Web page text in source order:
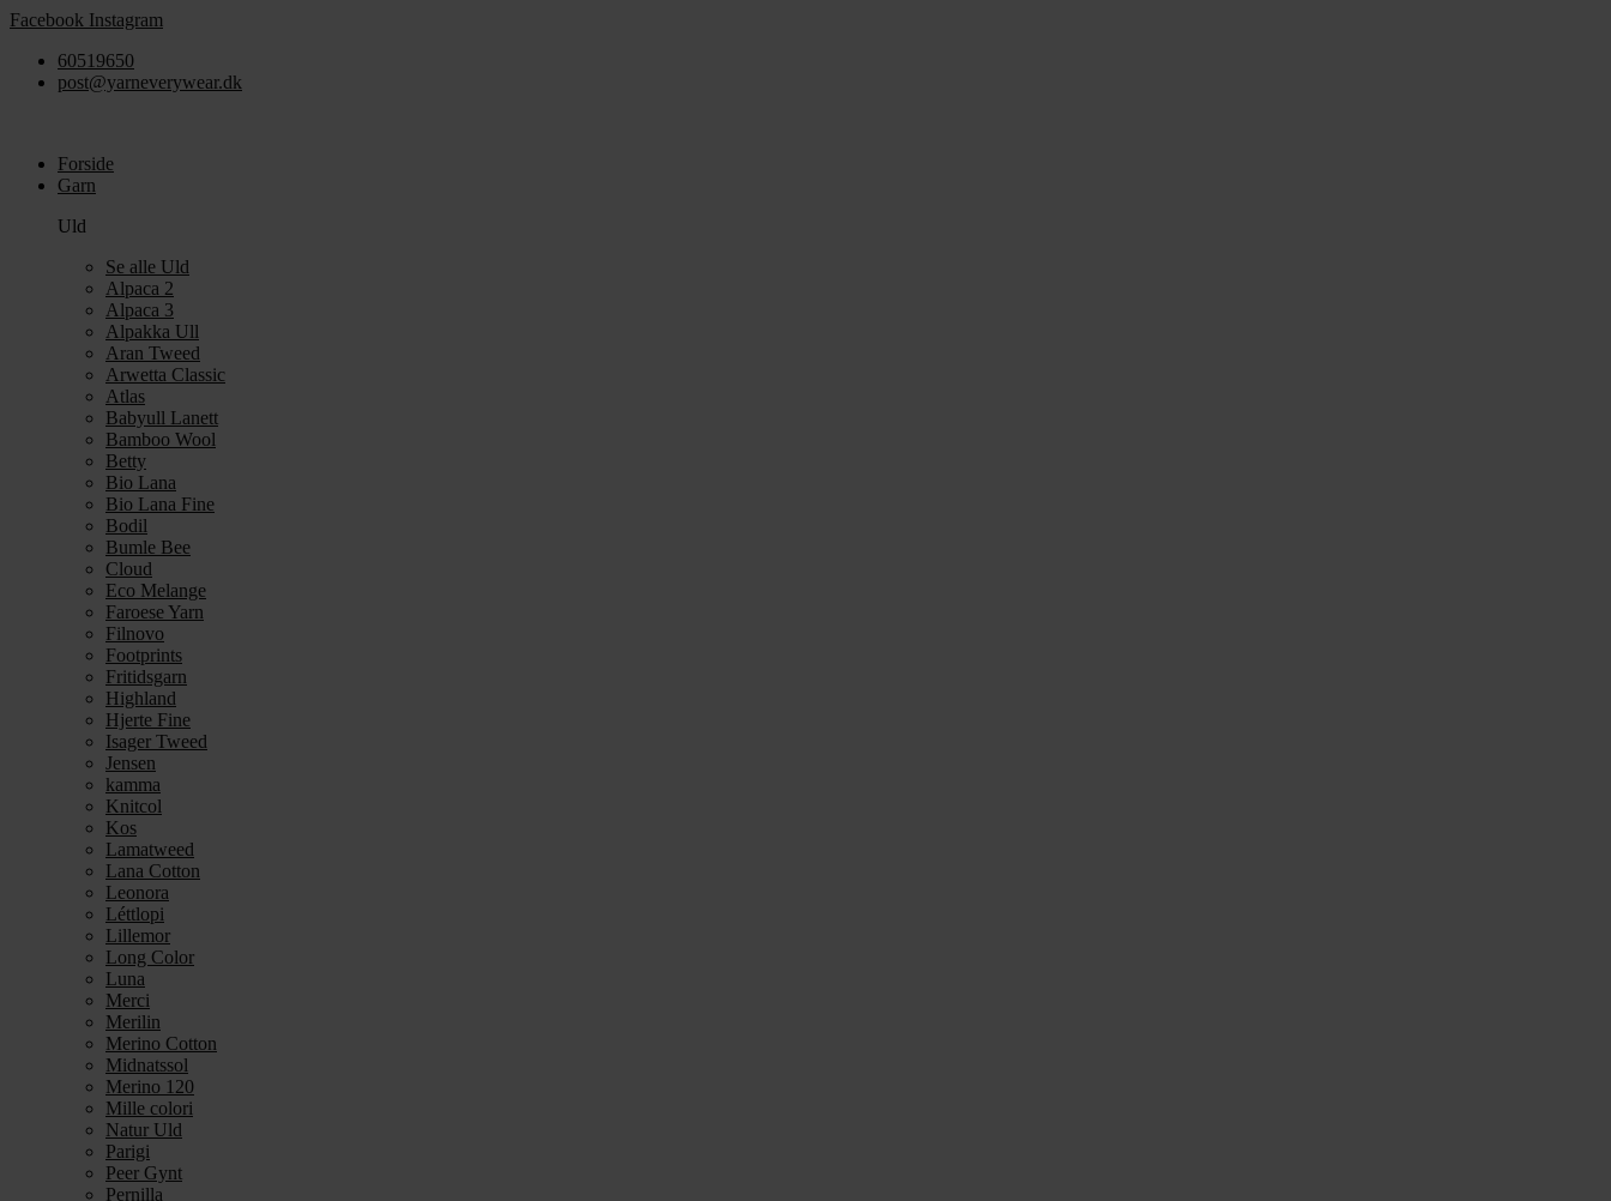
Videre
indhold
Facebook Instagram
60519650
post@yarneverywear.dk
Forside
Garn
Uld
Se alle Uld
Alpaca 2
Alpaca 3
Alpakka Ull
Aran Tweed
Arwetta Classic
Atlas
Babyull Lanett
Bamboo Wool
Betty
Bio Lana
Bio Lana Fine
Bodil
Bumle Bee
Cloud
Eco Melange
Faroese Yarn
Filnovo
Footprints
Fritidsgarn
Highland
Hjerte Fine
Isager Tweed
Jensen
kamma
Knitcol
Kos
Lamatweed
Lana Cotton
Leonora
Léttlopi
Lillemor
Long Color
Luna
Merci
Merilin
Merino Cotton
Midnatssol
Merino 120
Mille colori
Natur Uld
Parigi
Peer Gynt
Pernilla